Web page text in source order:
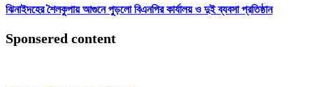
ঝিনাইদহের শৈলকুপায় আগুনে পুড়লো বিএনপির কার্যালয় ও দুই ব্যবসা প্রতিষ্ঠান
Sponsered content